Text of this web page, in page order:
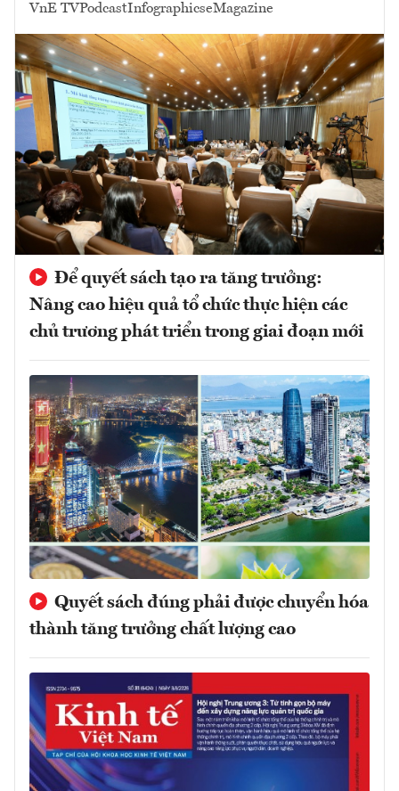
VnE TVPodcastInfographicseMagazine
Để quyết sách tạo ra tăng trưởng:
Nâng cao hiệu quả tổ chức thực hiện các
chủ trương phát triển trong giai đoạn mới
Quyết sách đúng phải được chuyển hóa
thành tăng trưởng chất lượng cao